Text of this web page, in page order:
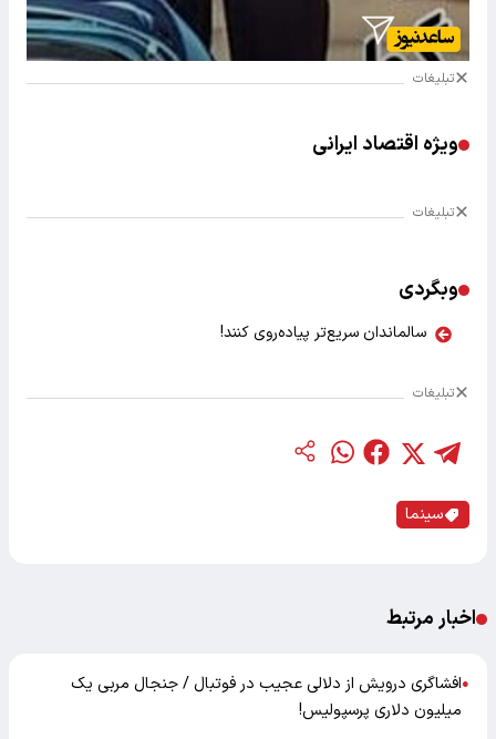
تبلیغات
ویژه اقتصاد ایرانی
تبلیغات
وبگردی
سالماندان سریع‌تر پیاده‌روی کنند!
تبلیغات
سینما
اخبار مرتبط
●افشاگری درویش از دلالی عجیب در فوتبال / جنجال مربی یک
میلیون دلاری پرسپولیس!